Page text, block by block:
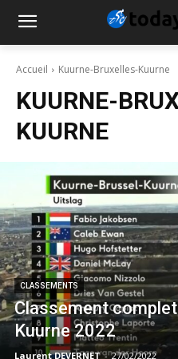
Accueil Kuurne-Bruxelles-Kuurne
KUURNE-
KUURNE
CLASSEMENTS
Classement
Kuurne 2022
Laurent DEVERNET - 27/02/2022